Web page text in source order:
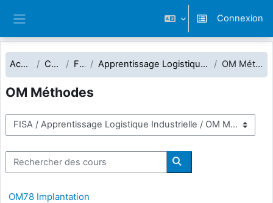
Connexion
Accueil Cours FISA Apprentissage Logistique Industrielle OM Méthodes
OM Méthodes
Catégories de cours
Rechercher des cours
Rechercher des cours
OM78 Implantation